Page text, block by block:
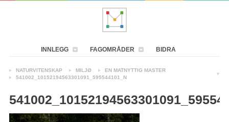
INNLEGG FAGOMRÅDER BIDRA
NATURVITENSKAP MILJØ
EN MATNYTTIG MASTER
541002_10152194563301091_595544101_N